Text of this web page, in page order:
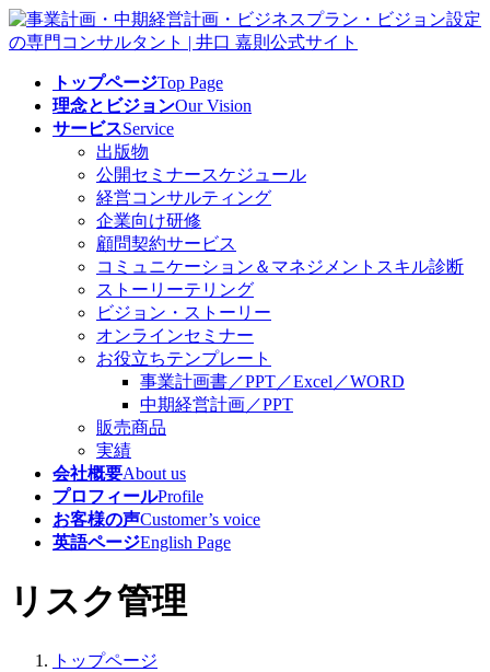
コ
ン
ナ
ビ
トップページTop Page
理念とビジョンOur Vision
サービスService
出版物
公開セミナースケジュール
経営コンサルティング
企業向け研修
顧問契約サービス
コミュニケーション＆マネジメントスキル診断
ストーリーテリング
ビジョン・ストーリー
オンラインセミナー
お役立ちテンプレート
事業計画書／PPT／Excel／WORD
中期経営計画／PPT
販売商品
実績
会社概要About us
プロフィールProfile
お客様の声Customer’s voice
英語ページEnglish Page
リスク管理
トップページ